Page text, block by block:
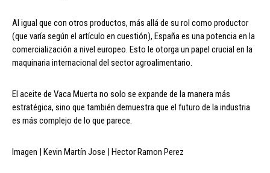
Al igual que con otros productos, más allá de su rol como productor
(que varía según el artículo en cuestión), España es una potencia en la
comercialización a nivel europeo. Esto le otorga un papel crucial en la
maquinaria internacional del sector agroalimentario.
El aceite de Vaca Muerta no solo se expande de la manera más
estratégica, sino que también demuestra que el futuro de la industria
es más complejo de lo que parece.
Imagen | Kevin Martín Jose | Hector Ramon Perez